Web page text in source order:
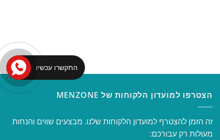
הצטרפו למועדון הלקוחות של MENZONE
זה הזמן להצטרף למועדון הלקוחות שלנו. מבצעים שווים והנחות
מעולות רק עבורכם:
התקשרו עכשיו